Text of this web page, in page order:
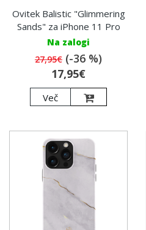
Ovitek Balistic "Glimmering
Sands" za iPhone 11 Pro
Na zalogi
27,95€ (-36 %)
17,95€
Več